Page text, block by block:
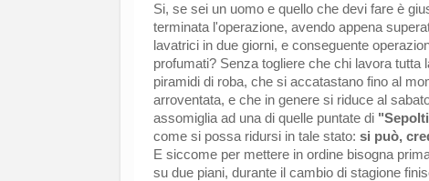
Si, se sei un uomo e quello che devi fare è
terminata l'operazione, avendo appena
lavatrici in due giorni, e conseguente
profumati? Senza togliere che chi lavora
piramidi di roba, che si accatastano fino al
arroventata, e che in genere si riduce al
assomiglia ad una di quelle puntate di
come si possa ridursi in tale stato: si può,
E siccome per mettere in ordine bisogna
su due piani, durante il cambio di stagione